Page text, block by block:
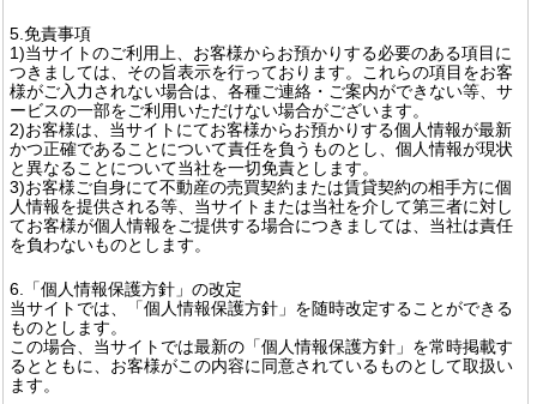
5.免責事項
1)当サイトのご利用上、お客様からお預かりする必要のある項目に
つきましては、その旨表示を行っております。これらの項目をお客
様がご入力されない場合は、各種ご連絡・ご案内ができない等、サ
ービスの一部をご利用いただけない場合がございます。
2)お客様は、当サイトにてお客様からお預かりする個人情報が最新
かつ正確であることについて責任を負うものとし、個人情報が現状
と異なることについて当社を一切免責とします。
3)お客様ご自身にて不動産の売買契約または賃貸契約の相手方に個
人情報を提供される等、当サイトまたは当社を介して第三者に対し
てお客様が個人情報をご提供する場合につきましては、当社は責任
を負わないものとします。
6.「個人情報保護方針」の改定
当サイトでは、「個人情報保護方針」を随時改定することができる
ものとします。
この場合、当サイトでは最新の「個人情報保護方針」を常時掲載す
るとともに、お客様がこの内容に同意されているものとして取扱い
ます。